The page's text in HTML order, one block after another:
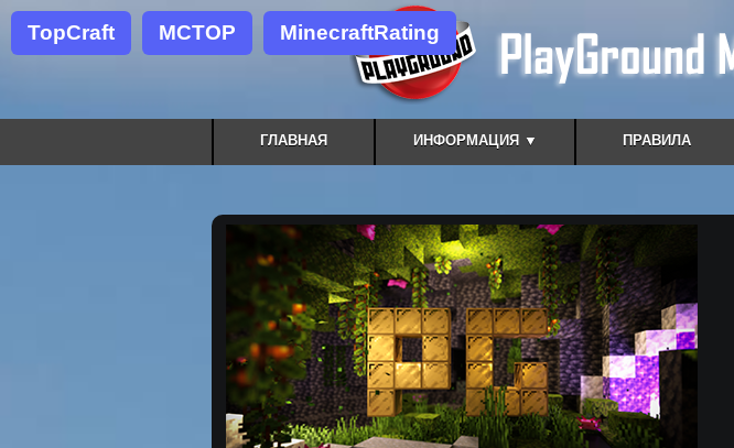
TopCraft MCTOP MinecraftRating
ГЛАВНАЯ ИНФОРМАЦИЯ ▼ ПРАВИЛА